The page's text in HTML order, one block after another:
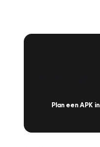
Plan een APK in